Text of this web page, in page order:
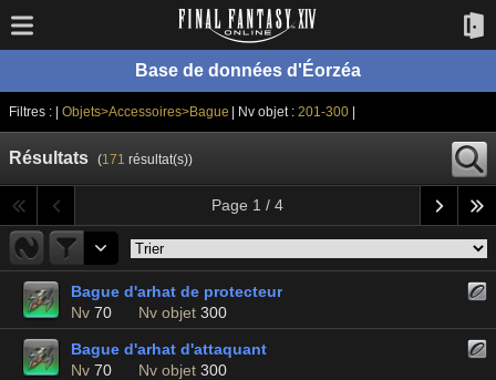
Base de données d'Éorzéa
Filtres : | Objets>Accessoires>Bague | Nv objet :201-300
Résultats (171 résultat(s))
Page 1 / 4
Bague d'arhat de protecteur
Nv 70 Nv objet 300
Bague d'arhat d'attaquant
Nv 70 Nv objet 300